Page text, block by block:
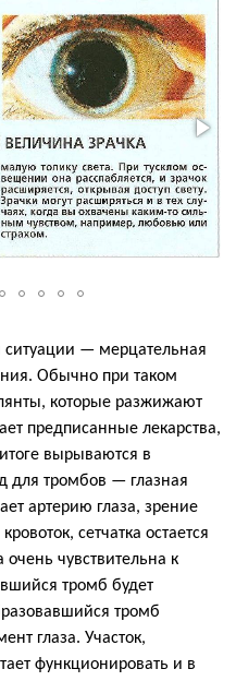
ситуации — мерцательная
Обычно при таком
которые разжижают
предписанные лекарства,
вырываются в
для тромбов — глазная
артерию глаза, зрение
сетчатка остается
очень чувствительна к
тромб будет
тромб
глаза. Участок,
функционировать и в